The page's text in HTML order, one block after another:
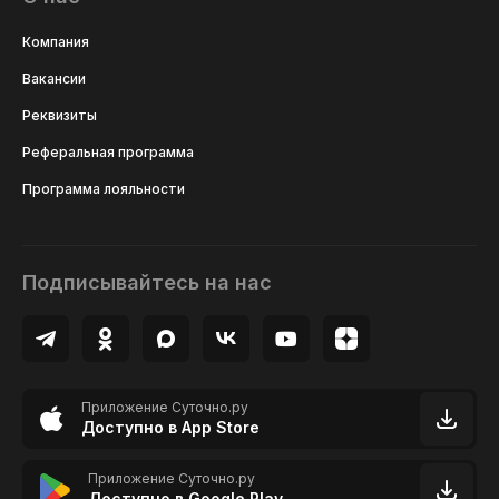
Компания
Вакансии
Реквизиты
Реферальная программа
Программа лояльности
Подписывайтесь на нас
Приложение Суточно.ру
Доступно в App Store
Приложение Суточно.ру